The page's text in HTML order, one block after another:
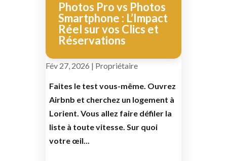
Photos Pro vs Photos
Smartphone : L’Impact
Réel sur vos Clics et
Réservations
Fév 27, 2026 | Propriétaire
Faites le test vous-même. Ouvrez
Airbnb et cherchez un logement à
Lorient. Vous allez faire défiler la
liste à toute vitesse. Sur quoi
votre œil...